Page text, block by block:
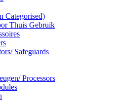
Categorised)
Thuis Gebruik
Safeguards
Processors